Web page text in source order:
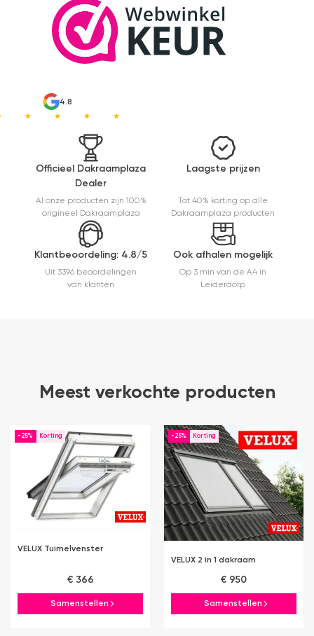
4.8
Officieel Dakraamplaza
Dealer
Al onze producten zijn 100%
origineel Dakraamplaza
Laagste prijzen
Tot 40% korting op alle
Dakraamplaza producten
Klantbeoordeling: 4.8/5
Uit 3396 beoordelingen
van klanten
Ook afhalen mogelijk
Op 3 min van de A4 in
Leiderdorp
Meest verkochte producten
-25%
VELUX Tuimelvenster
€ 366
Samenstellen
-25%
VELUX 2 in 1 dakraam
€ 950
Samenstellen